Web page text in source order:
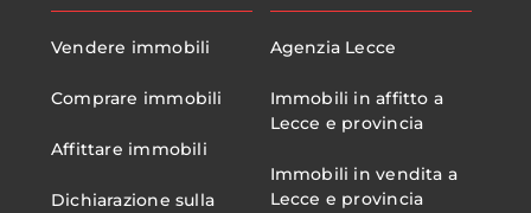
Vendere immobili
Comprare immobili
Affittare immobili
Dichiarazione sulla
Agenzia Lecce
Immobili in affitto a
Lecce e provincia
Immobili in vendita a
Lecce e provincia